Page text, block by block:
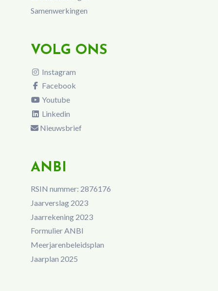
Samenwerkingen
VOLG ONS
Instagram
Facebook
Youtube
Linkedin
Nieuwsbrief
ANBI
RSIN nummer: 2876176
Jaarverslag 2023
Jaarrekening 2023
Formulier ANBI
Meerjarenbeleidsplan
Jaarplan 2025